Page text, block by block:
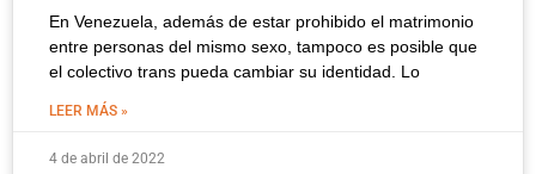
En Venezuela, además de estar prohibido el matrimonio
entre personas del mismo sexo, tampoco es posible que
el colectivo trans pueda cambiar su identidad. Lo
LEER MÁS »
4 de abril de 2022